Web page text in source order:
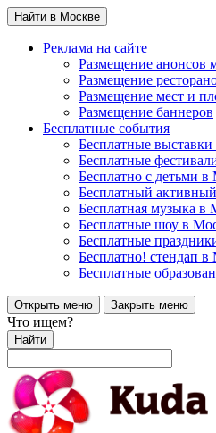
Найти в Москве
Реклама на сайте
Размещение анонсов
Размещение
Размещение мест и
Размещение баннеров
Бесплатные события
Бесплатные
Бесплатные
Бесплатно с детьми в
Бесплатный
Бесплатная музыка в
Бесплатные шоу в
Бесплатные
Бесплатно! стендап в
Бесплатные
Открыть меню Закрыть меню
Что ищем?
Найти